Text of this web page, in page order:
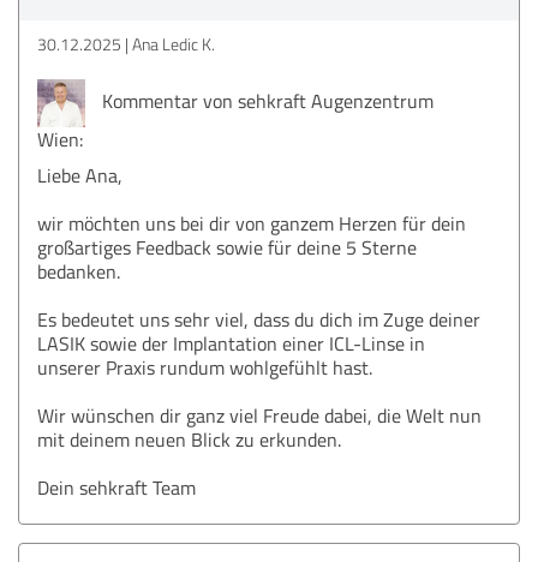
30.12.2025 Ana Ledic K.
Kommentar von sehkraft Augenzentrum
Wien:
Liebe Ana,
wir möchten uns bei dir von ganzem Herzen für dein
großartiges Feedback sowie für deine 5 Sterne
bedanken.
Es bedeutet uns sehr viel, dass du dich im Zuge deiner
LASIK sowie der Implantation einer ICL-Linse in
unserer Praxis rundum wohlgefühlt hast.
Wir wünschen dir ganz viel Freude dabei, die Welt nun
mit deinem neuen Blick zu erkunden.
Dein sehkraft Team